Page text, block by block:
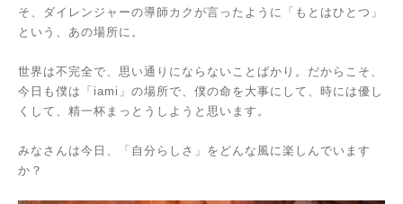
そ、ダイレンジャーの導師カクが言ったように「もとはひとつ」
という、あの場所に。
世界は不完全で、思い通りにならないことばかり。だからこそ、
今日も僕は「iami」の場所で、僕の命を大事にして、時には優し
くして、精一杯まっとうしようと思います。
みなさんは今日、「自分らしさ」をどんな風に楽しんでいます
か？